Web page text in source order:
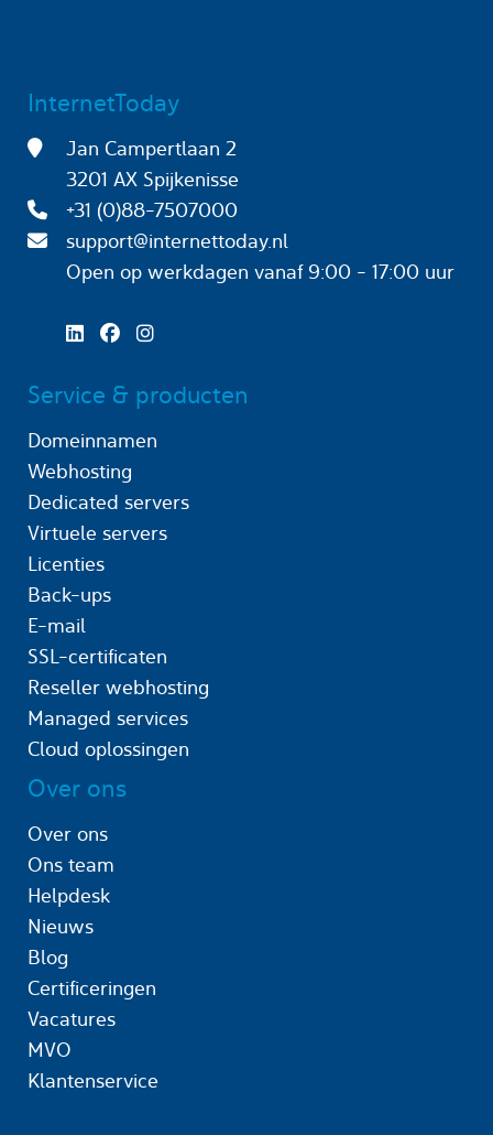
InternetToday
Jan Campertlaan 2
3201 AX Spijkenisse
+31 (0)88-7507000
support@internettoday.nl
Open op werkdagen
vanaf 9:00 - 17:00 uur
Service & producten
Domeinnamen
Webhosting
Dedicated servers
Virtuele servers
Licenties
Back-ups
E-mail
SSL-certificaten
Reseller webhosting
Managed services
Cloud oplossingen
Over ons
Over ons
Ons team
Helpdesk
Nieuws
Blog
Certificeringen
Vacatures
MVO
Klantenservice